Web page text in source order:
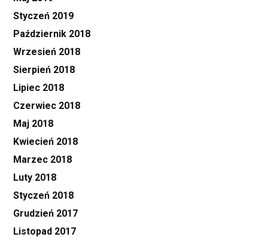
Styczeń 2019
Październik 2018
Wrzesień 2018
Sierpień 2018
Lipiec 2018
Czerwiec 2018
Maj 2018
Kwiecień 2018
Marzec 2018
Luty 2018
Styczeń 2018
Grudzień 2017
Listopad 2017